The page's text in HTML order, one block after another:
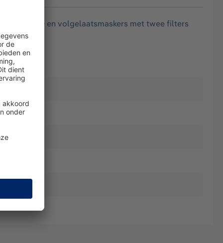
3000 en volgelaatsmaskers met twee filters